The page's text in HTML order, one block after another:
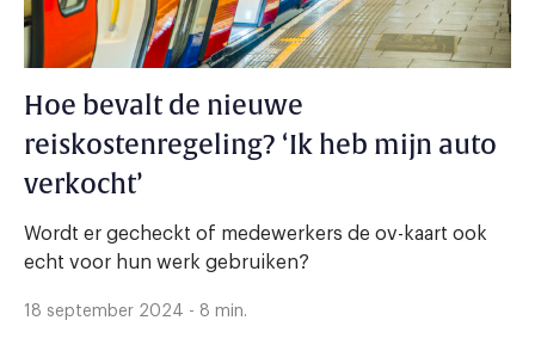
Hoe bevalt de nieuwe
reiskostenregeling? ‘Ik heb mijn auto
verkocht’
Wordt er gecheckt of medewerkers de ov-kaart ook
echt voor hun werk gebruiken?
18 september 2024 - 8 min.